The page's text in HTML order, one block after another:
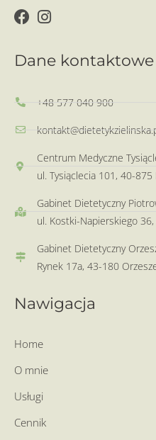
Dane kontaktowe
+48 577 040 900
Centrum Medyczne
ul. Tysiąclecia 101, 40-875
Gabinet Dietetyczny
ul. Kostki-Napierskiego
Gabinet Dietetyczny
Rynek 17a, 43-180
Nawigacja
Home
O mnie
Usługi
Cennik